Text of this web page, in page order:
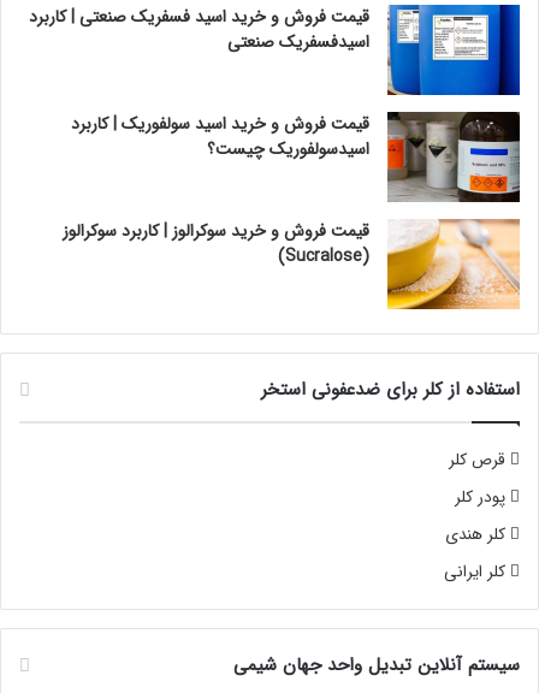
قیمت فروش و خرید اسید فسفریک صنعتی | کاربرد
اسیدفسفریک صنعتی
قیمت فروش و خرید اسید سولفوریک | کاربرد
اسیدسولفوریک چیست؟
قیمت فروش و خرید سوکرالوز | کاربرد سوکرالوز
(Sucralose)
استفاده از کلر برای ضدعفونی استخر
قرص کلر
پودر کلر
کلر هندی
کلر ایرانی
سیستم آنلاین تبدیل واحد جهان شیمی